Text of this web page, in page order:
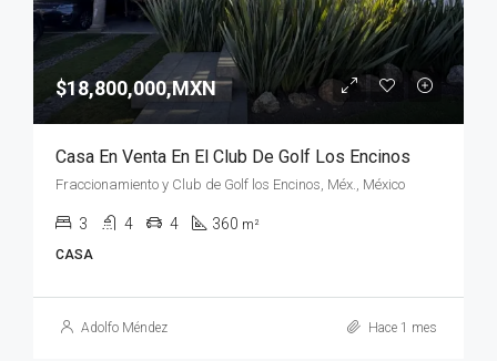
$18,800,000,MXN
Casa En Venta En El Club De Golf Los Encinos
Fraccionamiento y Club de Golf los Encinos, Méx., México
3 4 4 360 m²
CASA
Adolfo Méndez Hace 1 mes